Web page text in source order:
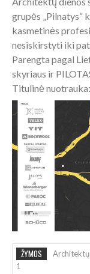
grupės „Pilnatys“
kasmetinės
nesiskirstyti iki pat
Parengta pagal
skyriaus ir
Titulinė
ŽYMOS Architektų
1